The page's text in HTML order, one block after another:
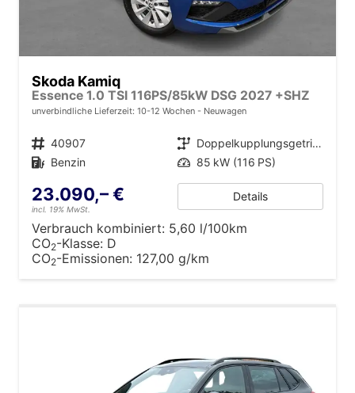
Skoda Kamiq
Essence 1.0 TSI 116PS/85kW DSG 2027 +SHZ
unverbindliche Lieferzeit: 10-12 Wochen Neuwagen
Fahrzeugnr. 40907 Getriebe
Doppelkupplungsgetriebe (DSG)
Kraftstoff Benzin Leistung 85 kW (116 PS)
23.090,– €
incl. 19% MwSt.
Details
Verbrauch kombiniert: 5,60 l/100km
CO2-Klasse: D
CO2-Emissionen: 127,00 g/km